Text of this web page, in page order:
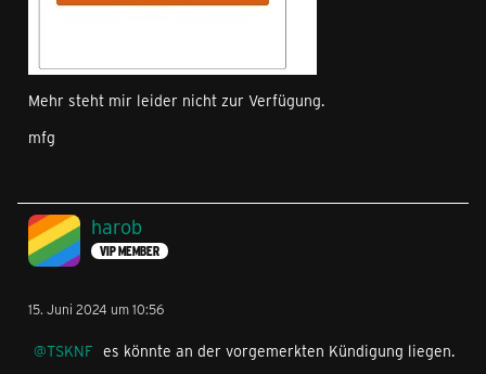
Mehr steht mir leider nicht zur Verfügung.
mfg
harob
VIP MEMBER
15. Juni 2024 um 10:56
TSKNF es könnte an der vorgemerkten Kündigung liegen.